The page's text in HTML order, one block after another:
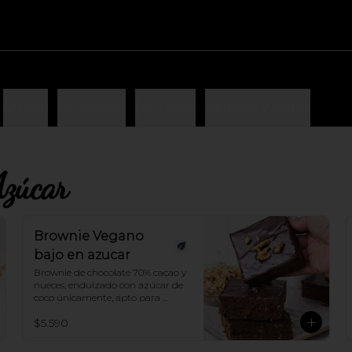
Brownie Vegano
bajo en azucar
Brownie de chocolate 70% cacao y
nueces, endulzado con azúcar de
coco únicamente, apto para
$5.590